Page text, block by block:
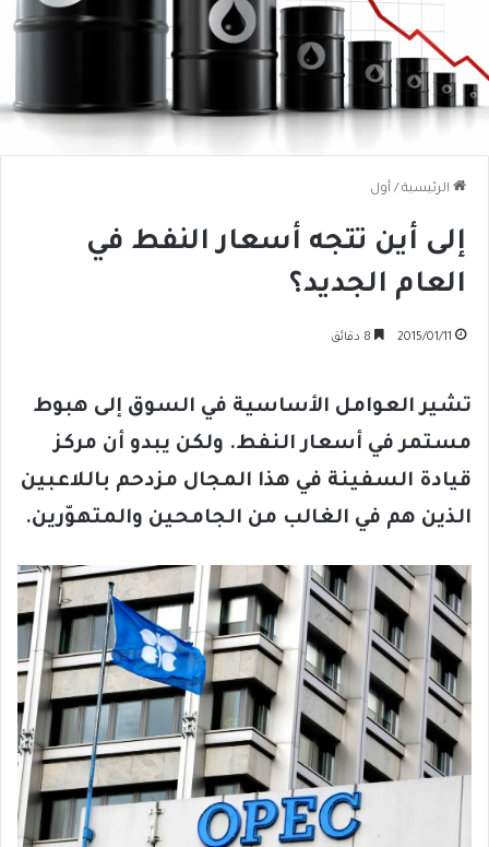
الرئيسية / أول
إلى أين تتجه أسعار النفط في
العام الجديد؟
2015/01/11
تشير العوامل الأساسية في السوق إلى هبوط
مستمر في أسعار النفط. ولكن يبدو أن مركز
قيادة السفينة في هذا المجال مزدحم باللاعبين
الذين هم في الغالب من الجامحين والمتهوّرين.